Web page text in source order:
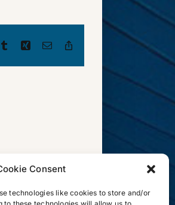
Consent
technologies like cookies to store and/or
TumblrXing Email
Sibylle
im